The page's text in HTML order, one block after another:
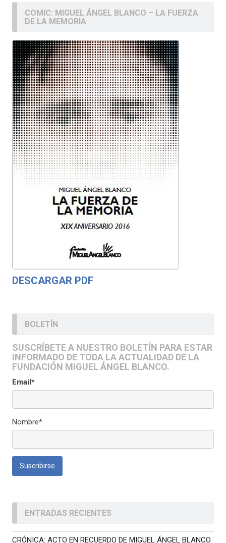
COMIC: MIGUEL ÁNGEL BLANCO – LA FUERZA
DE LA MEMORIA
DESCARGAR PDF
BOLETÍN
SUSCRÍBETE A NUESTRO BOLETÍN PARA ESTAR
INFORMADO DE TODA LA ACTUALIDAD DE LA
FUNDACIÓN MIGUEL ÁNGEL BLANCO.
Email*
Nombre*
ENTRADAS RECIENTES
CRÓNICA: ACTO EN RECUERDO DE MIGUEL ÁNGEL BLANCO